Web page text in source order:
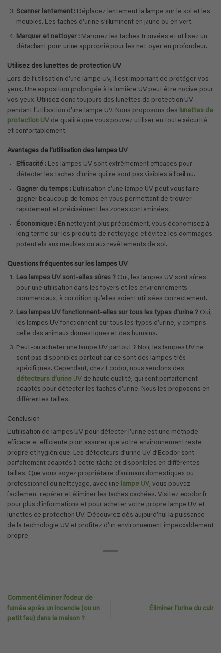
Scanner lentement :Déplacez lentement la lampe sur le sol et les
meubles. Les taches d’urine s’illuminent en jaune ou en vert.
Marquer et nettoyer :Marquez les taches trouvées et utilisez un
détachant pour urine approprié pour les nettoyer en profondeur.
Utilisez des lunettes de protection UV
Lors de l’utilisation d’une lampe UV, il est important de protéger vos
yeux. Une exposition prolongée à la lumière UV peut être nocive pour
vos yeux. Utilisez donc toujours des lunettes de protection UV
pendant l’utilisation d’une lampe UV. Nous proposons des lunettes de
protection UV de qualité que vous pouvez utiliser en toute sécurité
et confortablement.
Avantages de l’utilisation des lampes UV
Efficacité :Les lampes UV sont extrêmement efficaces pour
détecter les taches d’urine qui ne sont pas visibles à l’œil nu.
Gagner du temps :L’utilisation d’une lampe UV peut vous faire
gagner beaucoup de temps en vous permettant de trouver
rapidement et précisément les zones contaminées.
Économique :En nettoyant plus précisément, vous économisez à
long terme sur les produits de nettoyage et évitez les dommages
potentiels aux meubles ou aux revêtements de sol.
Questions fréquentes sur les lampes UV
Les lampes UV sont-elles sûres ?Oui, les lampes UV sont sûres
pour une utilisation dans les foyers et les environnements
commerciaux, à condition qu’elles soient utilisées correctement.
Les lampes UV fonctionnent-elles sur tous les types d’urine ?Oui,
les lampes UV fonctionnent sur tous les types d’urine, y compris
celle des animaux domestiques et des humains.
Peut-on acheter une lampe UV partout ? Non, les lampes UV ne
sont pas disponibles partout car ce sont des lampes très
spécifiques. Cependant, chez Ecodor, nous vendons des
détecteurs d’urine UVde haute qualité, qui sont parfaitement
adaptés pour détecter les taches d’urine. Nous les proposons en
différentes tailles.
Conclusion
L’utilisation de lampes UV pour détecter l’urine est une méthode
efficace et efficiente pour assurer que votre environnement reste
propre et hygiénique. Les détecteurs d’urine UV d’Ecodor sont
parfaitement adaptés à cette tâche et disponibles en différentes
tailles. Que vous soyez propriétaire d’animaux domestiques ou
professionnel du nettoyage, avec une lampe UV, vous pouvez
facilement repérer et éliminer les taches cachées. Visitez ecodor.fr
pour plus d’informations et pour acheter votre propre lampe UV et
lunettes de protection UV. Découvrez dès aujourd’hui la puissance
de la technologie UV et profitez d’un environnement impeccablement
propre.
Comment éliminer l’odeur de
fumée après un incendie (ou un
petit feu) dans la maison ?
Éliminer l’urine du cuir